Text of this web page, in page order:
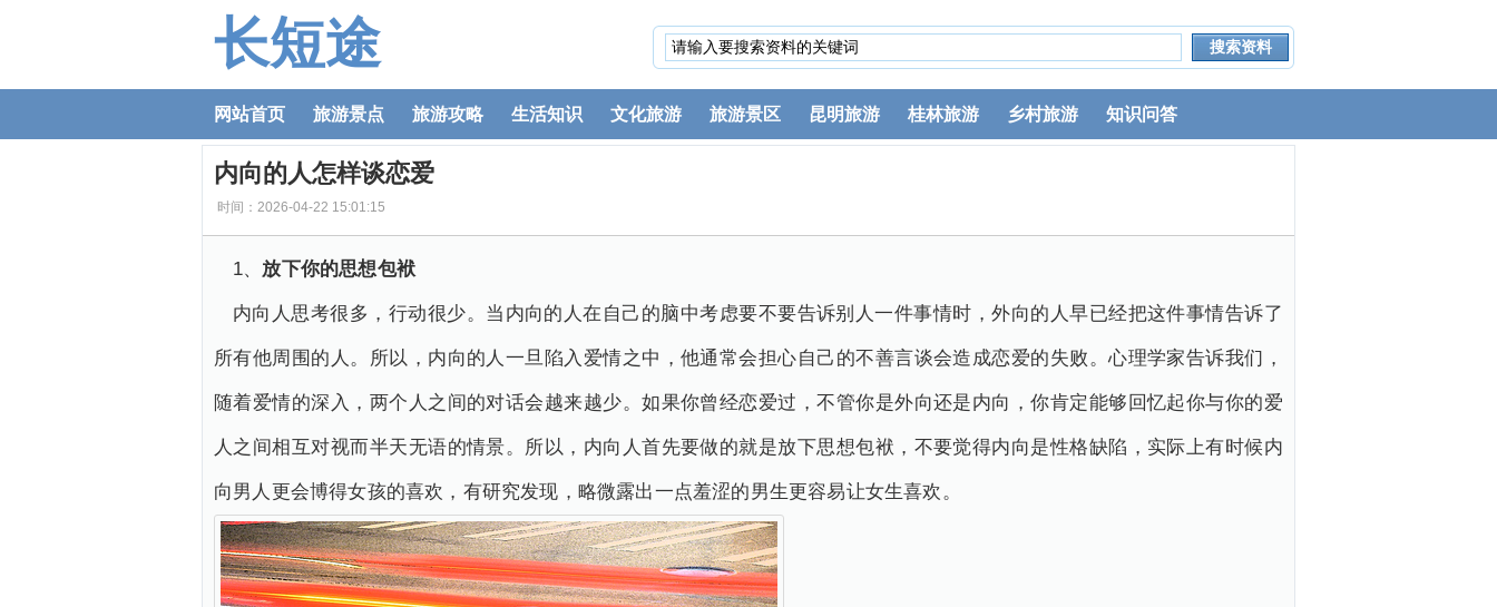
长短途
网站首页 旅游景点 旅游攻略 生活知识 文化旅游 旅游景区 昆明旅游 桂林旅游 乡村旅游 知识问答
内向的人怎样谈恋爱
时间：2026-04-22 15:01:15
1、 放下你的思想包袱
内向人思考很多，行动很少。当内向的人在自己的脑中考虑要不要告诉别人一件事情时，外向的人早已经把这件事情告诉了
所有他周围的人。所以，内向的人一旦陷入爱情之中，他通常会担心自己的不善言谈会造成恋爱的失败。心理学家告诉我们，
随着爱情的深入，两个人之间的对话会越来越少。如果你曾经恋爱过，不管你是外向还是内向，你肯定能够回忆起你与你的爱
人之间相互对视而半天无语的情景。所以，内向人首先要做的就是放下思想包袱，不要觉得内向是性格缺陷，实际上有时候内
向男人更会博得女孩的喜欢，有研究发现，略微露出一点羞涩的男生更容易让女生喜欢。